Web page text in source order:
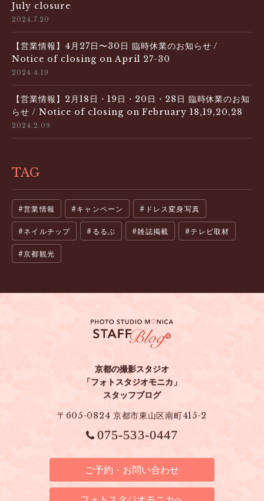
July closure
2024.7.20
【営業情報】4月27日〜30日 臨時休業のお知らせ /
Notice of closing on April 27-30
2024.4.19
【営業情報】2月18日・19日・20日・28日 臨時休業のお知
らせ / Notice of closing on February 18,19,20,28
2024.2.09
TAG
営業情報 キャンペーン ドレス変身写真
ネイルチップ るるぶ 雑誌掲載 テレビ取材
京都観光
京都の撮影スタジオ
「フォトスタジオモニカ」
スタッフブログ
〒605-0824 京都市東山区南町415-2
075-533-0447
ご予約・お問い合わせ